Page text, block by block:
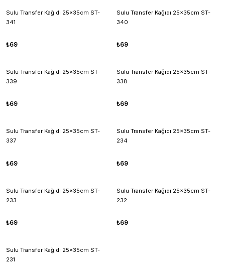
Sulu Transfer Kağıdı 25x35cm ST-
341
₺69
Sulu Transfer Kağıdı 25x35cm ST-
340
₺69
Sulu Transfer Kağıdı 25x35cm ST-
339
₺69
Sulu Transfer Kağıdı 25x35cm ST-
338
₺69
Sulu Transfer Kağıdı 25x35cm ST-
337
₺69
Sulu Transfer Kağıdı 25x35cm ST-
234
₺69
Sulu Transfer Kağıdı 25x35cm ST-
233
₺69
Sulu Transfer Kağıdı 25x35cm ST-
232
₺69
Sulu Transfer Kağıdı 25x35cm ST-
231